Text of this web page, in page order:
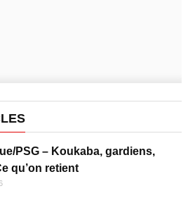
PSG – Koukaba, gardiens,
qu’on retient